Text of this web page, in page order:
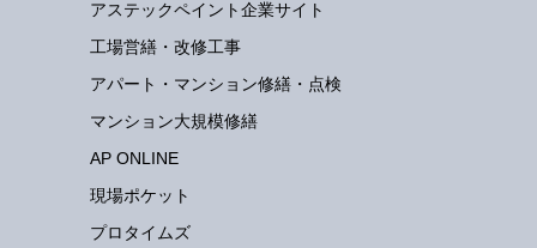
アステックペイント企業サイト
工場営繕・改修工事
アパート・マンション修繕・点検
マンション大規模修繕
AP ONLINE
現場ポケット
プロタイムズ